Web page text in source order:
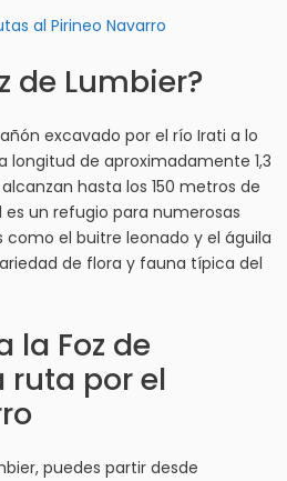
al Pirineo Navarro
de Lumbier?
excavado por el río Irati a lo
longitud de aproximadamente 1,3
hasta los 150 metros de
un refugio para numerosas
como el buitre leonado y el águila
de flora y fauna típica del
la Foz de
ruta por el
puedes partir desde